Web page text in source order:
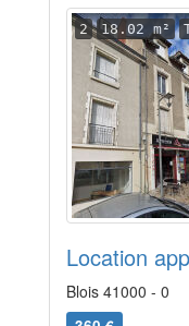
2 18.02 m²
Location
Blois 41000 - 0